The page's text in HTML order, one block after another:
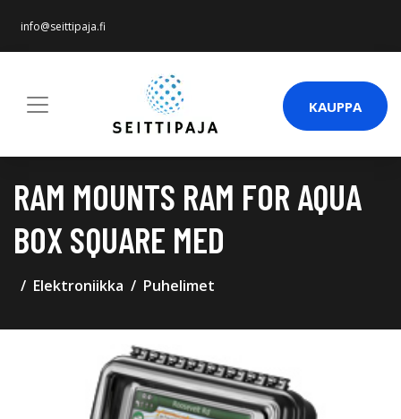
info@seittipaja.fi
KAUPPA
RAM MOUNTS RAM FOR AQUA
BOX SQUARE MED
Elektroniikka Puhelimet